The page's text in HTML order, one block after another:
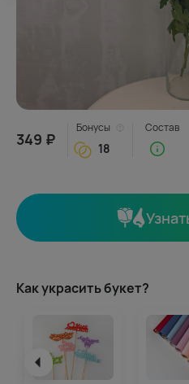
349 ₽
Бонусы
18
Состав
Как украсить букет?